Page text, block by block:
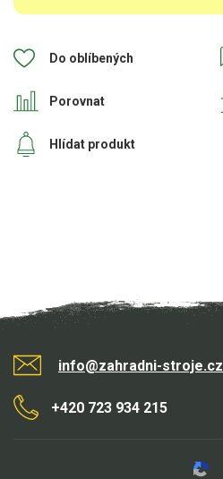
Do oblíbených
Porovnat
Hlídat produkt
info@zahradni-stroje.cz
+420 723 934 215